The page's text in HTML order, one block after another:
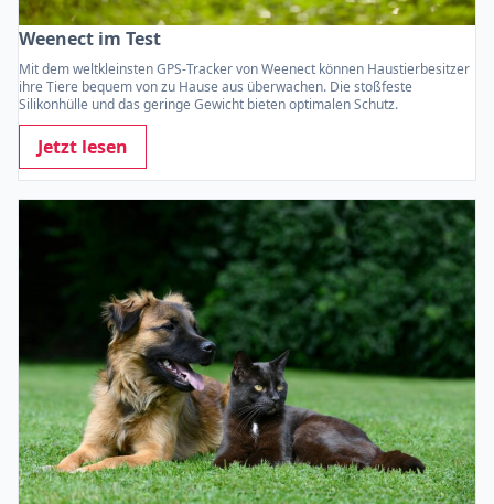
Weenect im Test
Mit dem weltkleinsten GPS-Tracker von Weenect können Haustierbesitzer
ihre Tiere bequem von zu Hause aus überwachen. Die stoßfeste
Silikonhülle und das geringe Gewicht bieten optimalen Schutz.
Jetzt lesen